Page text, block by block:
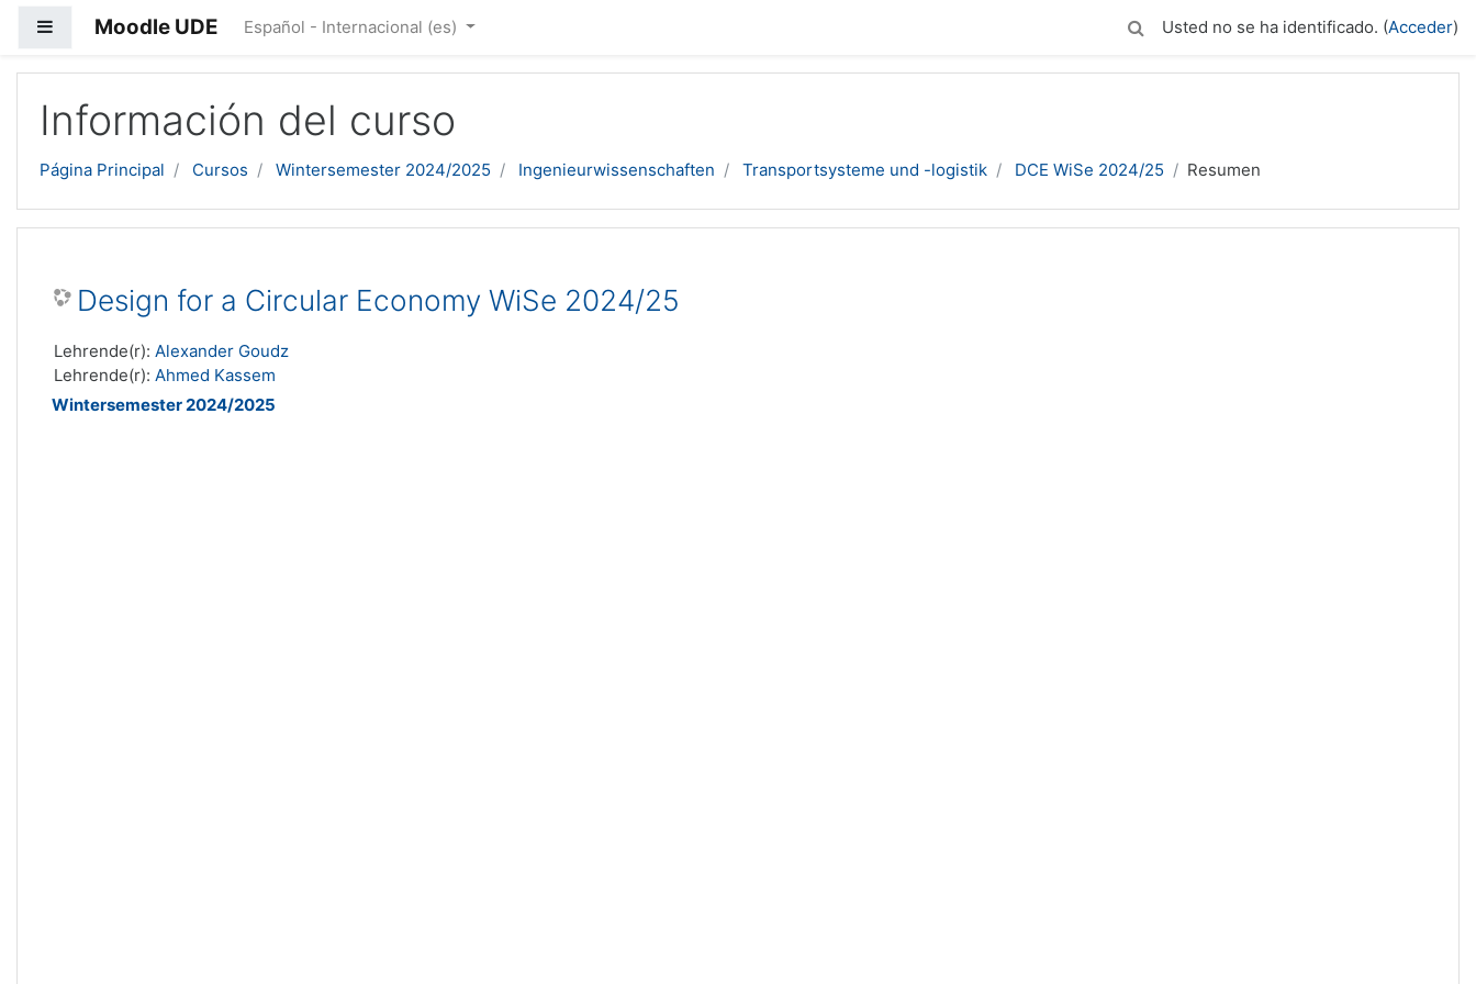
Panel lateral
Moodle UDE Español - Internacional ‎(es)‎ Usted no se ha identificado. (Acceder)
Información del curso
Página Principal Cursos Wintersemester 2024/2025 Ingenieurwissenschaften Transportsysteme und -logistik DCE WiSe 2024/25 Resumen
Design for a Circular Economy WiSe 2024/25
Lehrende(r): Alexander Goudz
Lehrende(r): Ahmed Kassem
Wintersemester 2024/2025